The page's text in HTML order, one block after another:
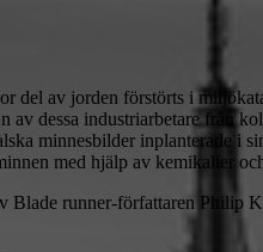
del av jorden förstörts i
dessa industriarbetare från
minnesbilder inplanterade
med hjälp av kemikalier
Blade runner-författaren